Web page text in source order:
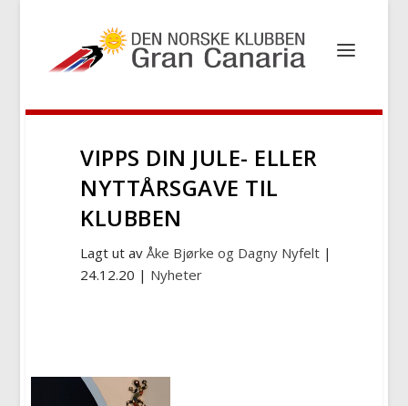
VIPPS DIN JULE- ELLER
NYTTÅRSGAVE TIL
KLUBBEN
Lagt ut avÅke Bjørke og Dagny Nyfelt |
24.12.20 | Nyheter